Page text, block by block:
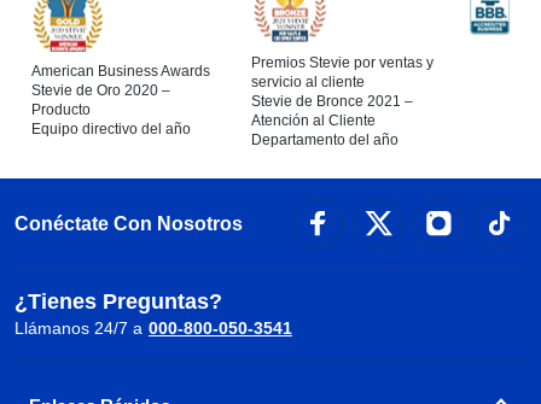
American Business Awards
Stevie de Oro 2020 –
Producto
Equipo directivo del año
Premios Stevie por ventas y
servicio al cliente
Stevie de Bronce 2021 –
Atención al Cliente
Departamento del año
Conéctate Con Nosotros
¿Tienes Preguntas?
Llámanos 24/7 a 000-800-050-3541